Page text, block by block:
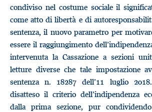
condiviso nel costume sociale il
come atto di libertà e di
sentenza, il nuovo parametro per
essere il raggiungimento
intervenuta la Cassazione a sezioni
letture diverse che tale impostazione
sentenza n. 18287 dell’11 luglio
disatteso il criterio dell’indipendenza
dalla prima sezione, pur